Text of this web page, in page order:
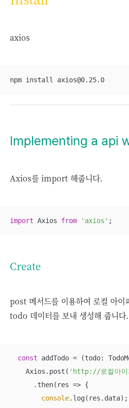
axios
npm install axios@0.25.0
Implementing a api
Axios를 import 해줍니다.
import Axios from 'axios' ;
Create
post 메서드를 이용하여 로컬 아
todo 데이터를 보내 생성해 줍니다.
const addTodo = (todo:
    Axios.post(
'http://로컬아이
      .then(
res => {
console.log(res.data);